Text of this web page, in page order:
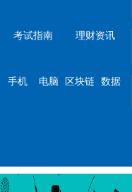
考试指南 理财资讯
手机 电脑 区块链 数据